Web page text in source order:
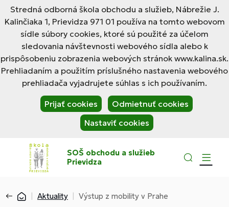
Stredná odborná škola obchodu a služieb, Nábrežie J.
Kalinčiaka 1, Prievidza 971 01 používa na tomto webovom
sídle súbory cookies, ktoré sú použité za účelom
sledovania návštevnosti webového sídla alebo k
prispôsobeniu zobrazenia webových stránok www.kalina.sk.
Prehliadaním a použitím príslušného nastavenia webového
prehliadača vyjadrujete súhlas s ich používaním.
Prijať cookies
Odmietnuť cookies
Nastaviť cookies
SOŠ obchodu a služieb
Prievidza
Aktuality Výstup z mobility v Prahe